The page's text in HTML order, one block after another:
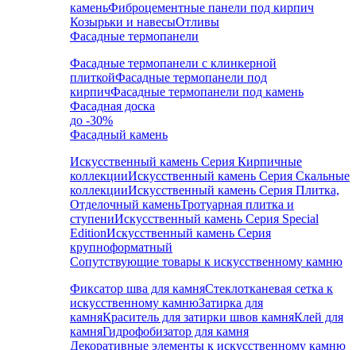
каменьФиброцементные панели под кирпич
Козырьки и навесыОтливы
Фасадные термопанели
Фасадные термопанели с клинкерной
плиткойФасадные термопанели под
кирпичФасадные термопанели под камень
Фасадная доска
до -30%
Фасадный камень
Искусственный камень Серия Кирпичные
коллекцииИскусственный камень Серия Скальные
коллекцииИскусственный камень Серия Плитка,
Отделочный каменьТротуарная плитка и
ступениИскусственный камень Серия Special
EditionИскусственный камень Серия
крупноформатный
Сопутствующие товары к искусственному камню
Фиксатор шва для камняСтеклотканевая сетка к
искусственному камнюЗатирка для
камняКраситель для затирки швов камняКлей для
камняГидрофобизатор для камня
Декоративные элементы к искусственному камню